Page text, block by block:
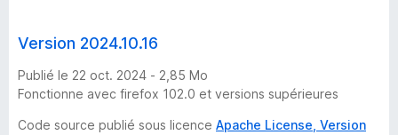
n
s
Version 2024.10.16
Publié le 22 oct. 2024 - 2,85 Mo
Fonctionne avec firefox 102.0 et versions supérieures
Code source publié sous licence Apache License, Version